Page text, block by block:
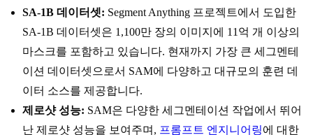
SA-1B 데이터셋: Segment Anything 프로젝트에서 도입한
SA-1B 데이터셋은 1,100만 장의 이미지에 11억 개 이상의
마스크를 포함하고 있습니다. 현재까지 가장 큰 세그멘테
이션 데이터셋으로서 SAM에 다양하고 대규모의 훈련 데
이터 소스를 제공합니다.
제로샷 성능: SAM은 다양한 세그멘테이션 작업에서 뛰어
난 제로샷 성능을 보여주며, 프롬프트 엔지니어링에 대한